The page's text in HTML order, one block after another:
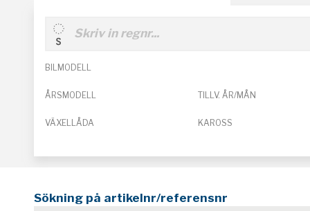
BILMODELL
ÅRSMODELL TILLV. ÅR/MÅN
VÄXELLÅDA KAROSS
Sökning på artikelnr/referensnr